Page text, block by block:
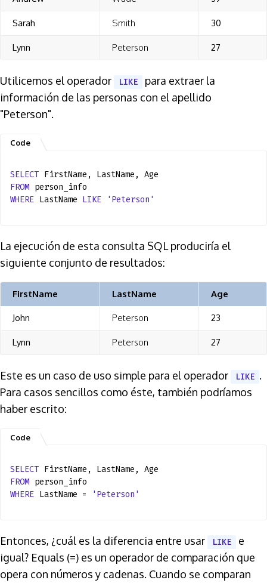
Sarah Smith 30
Lynn Peterson 27
Utilicemos el operador LIKE
para extraer la
información de las personas con el apellido
"Peterson".
SELECT FirstName, LastName, Age
FROM person_info
WHERE LastName LIKE 'Peterson'
La ejecución de esta consulta SQL produciría el
siguiente conjunto de resultados:
FirstName LastName Age
John Peterson 23
Lynn Peterson 27
Este es un caso de uso simple para el operador LIKE .
Para casos sencillos como éste, también podríamos
haber escrito:
SELECT FirstName, LastName, Age
FROM person_info
WHERE LastName = 'Peterson'
Entonces, ¿cuál es la diferencia entre usar LIKE
e
igual? Equals (=) es un operador de comparación que
opera con números y cadenas. Cuando se comparan